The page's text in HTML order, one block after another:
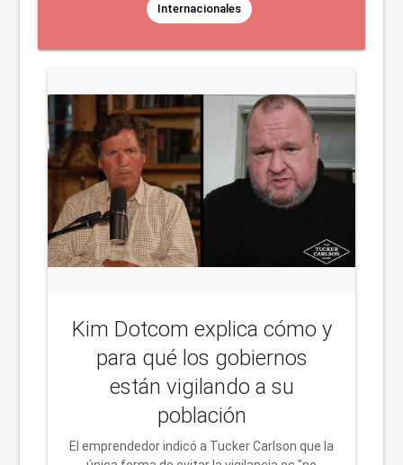
Internacionales
Kim Dotcom explica cómo y
para qué los gobiernos
están vigilando a su
población
El emprendedor indicó a Tucker Carlson que la